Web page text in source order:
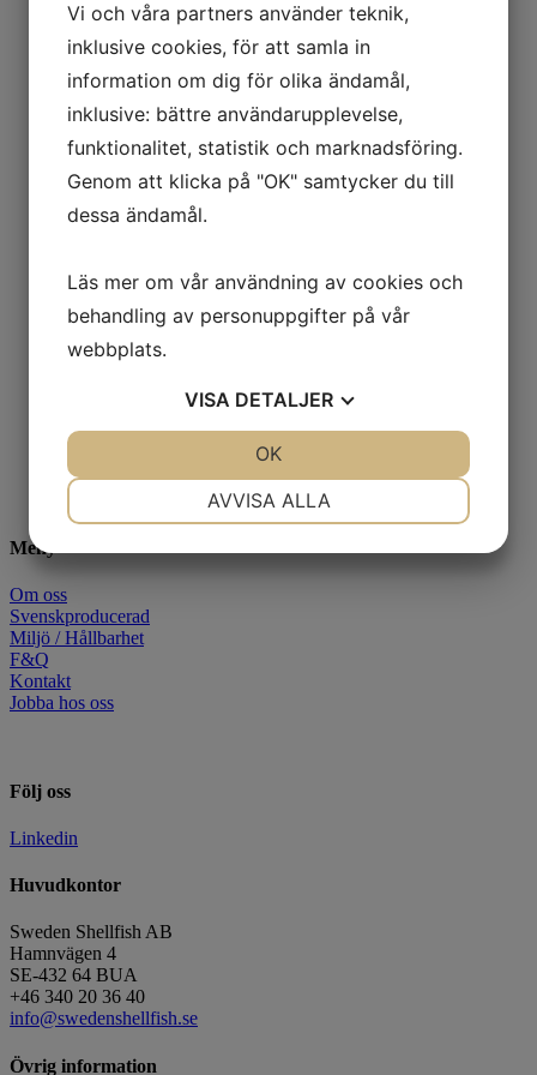
Meny
Om oss
Svenskproducerad
Miljö / Hållbarhet
F&Q
Kontakt
Jobba hos oss
Följ oss
Linkedin
Huvudkontor
Sweden Shellfish AB
Hamnvägen 4
SE-432 64 BUA
+46 340 20 36 40
info@swedenshellfish.se
Övrig information
Vi och våra partners använder teknik,
inklusive cookies, för att samla in
information om dig för olika ändamål,
inklusive: bättre användarupplevelse,
funktionalitet, statistik och marknadsföring.
Genom att klicka på "OK" samtycker du till
dessa ändamål.
Läs mer om vår användning av cookies och
behandling av personuppgifter på vår
webbplats.
VISA DETALJER
AVVISA ALLA
OK